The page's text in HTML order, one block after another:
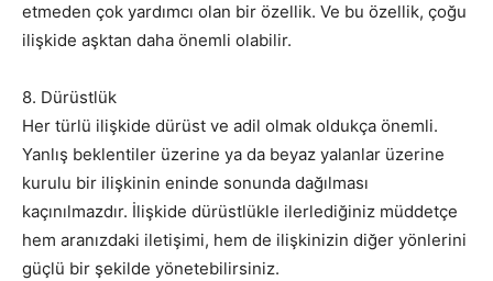
etmeden çok yardımcı olan bir özellik. Ve bu özellik, çoğu
ilişkide aşktan daha önemli olabilir.
8. Dürüstlük
Her türlü ilişkide dürüst ve adil olmak oldukça önemli.
Yanlış beklentiler üzerine ya da beyaz yalanlar üzerine
kurulu bir ilişkinin eninde sonunda dağılması
kaçınılmazdır. İlişkide dürüstlükle ilerlediğiniz müddetçe
hem aranızdaki iletişimi, hem de ilişkinizin diğer yönlerini
güçlü bir şekilde yönetebilirsiniz.